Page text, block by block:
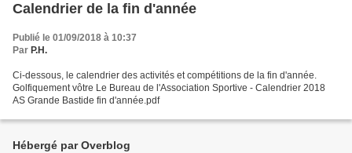
Calendrier de la fin d'année
Publié le 01/09/2018 à 10:37
Par P.H.
Ci-dessous, le calendrier des activités et compétitions de la fin d'année.
Golfiquement vôtre Le Bureau de l'Association Sportive - Calendrier 2018
AS Grande Bastide fin d'année.pdf
Hébergé par Overblog